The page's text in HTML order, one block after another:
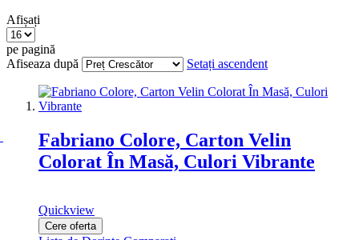
Afișați
pe pagină
Afiseaza după
Setați ascendent
Fabriano Colore, Carton Velin
Colorat În Masă, Culori Vibrante
Quickview
Cere oferta